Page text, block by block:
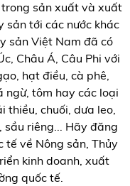
sản xuất và xuất
sản tới các nước khác
sản Việt Nam đã có
Châu Á, Câu Phi với
hạt điều, cà phê,
ngừ, tôm hay các loại
thiều, chuối, dưa leo,
sầu riêng... Hãy đăng
tế về Nông sản, Thủy
kinh doanh, xuất
quốc tế.